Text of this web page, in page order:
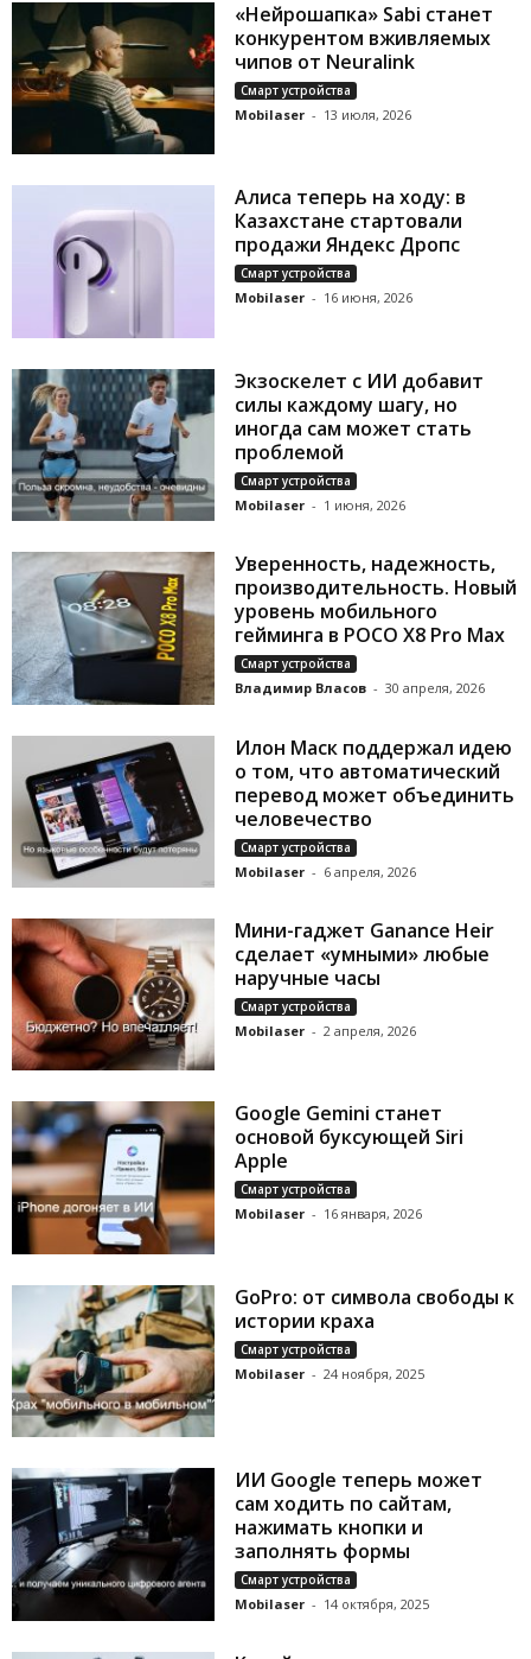
«Нейрошапка» Sabi станет
конкурентом вживляемых
чипов от Neuralink
Смарт устройства
Mobilaser - 13 июля, 2026
Алиса теперь на ходу: в
Казахстане стартовали
продажи Яндекс Дропс
Смарт устройства
Mobilaser - 16 июня, 2026
Экзоскелет с ИИ добавит
силы каждому шагу, но
иногда сам может стать
проблемой
Смарт устройства
Mobilaser - 1 июня, 2026
Уверенность, надежность,
производительность. Новый
уровень мобильного
гейминга в POCO X8 Pro Max
Смарт устройства
Владимир Власов - 30 апреля, 2026
Илон Маск поддержал идею
о том, что автоматический
перевод может объединить
человечество
Смарт устройства
Mobilaser - 6 апреля, 2026
Мини-гаджет Ganance Heir
сделает «умными» любые
наручные часы
Смарт устройства
Mobilaser - 2 апреля, 2026
Google Gemini станет
основой буксующей Siri
Apple
Смарт устройства
Mobilaser - 16 января, 2026
GoPro: от символа свободы к
истории краха
Смарт устройства
Mobilaser - 24 ноября, 2025
ИИ Google теперь может
сам ходить по сайтам,
нажимать кнопки и
заполнять формы
Смарт устройства
Mobilaser - 14 октября, 2025